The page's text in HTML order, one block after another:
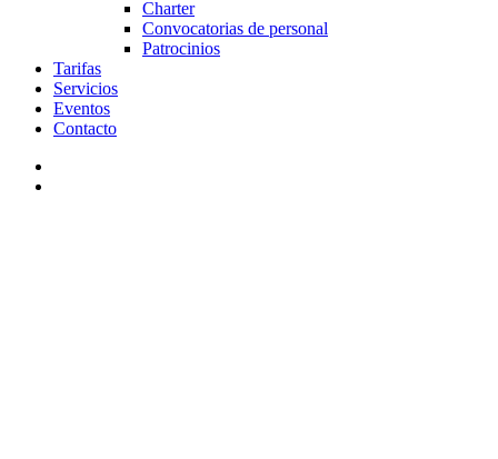
Charter
Convocatorias de personal
Patrocinios
Tarifas
Servicios
Eventos
Contacto